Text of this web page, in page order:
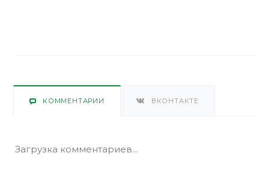
КОММЕНТАРИИ ВКОНТАКТЕ
Загрузка комментариев...